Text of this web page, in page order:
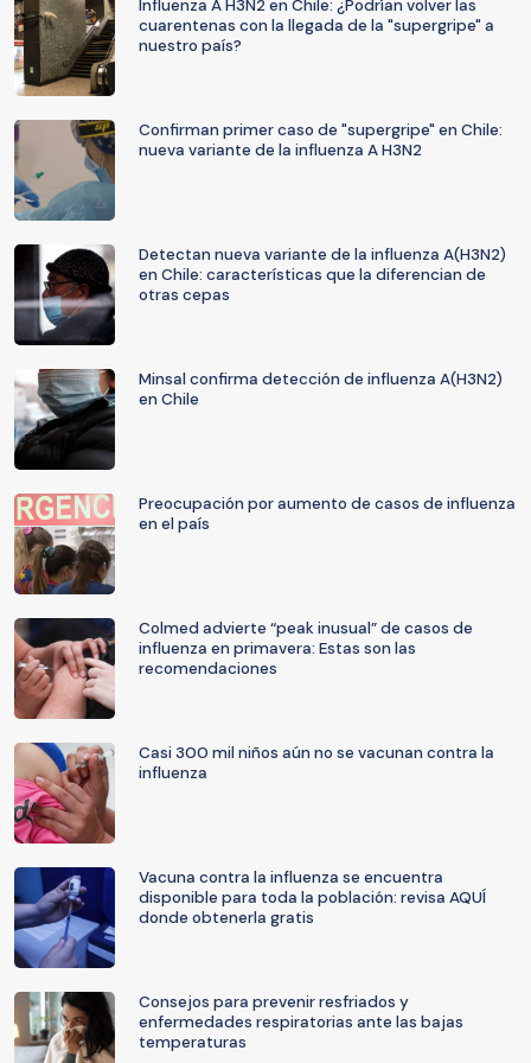
Influenza A H3N2 en Chile: ¿Podrían volver las
cuarentenas con la llegada de la "supergripe" a
nuestro país?
Confirman primer caso de "supergripe" en Chile:
nueva variante de la influenza A H3N2
Detectan nueva variante de la influenza A(H3N2)
en Chile: características que la diferencian de
otras cepas
Minsal confirma detección de influenza A(H3N2)
en Chile
Preocupación por aumento de casos de influenza
en el país
Colmed advierte “peak inusual” de casos de
influenza en primavera: Estas son las
recomendaciones
Casi 300 mil niños aún no se vacunan contra la
influenza
Vacuna contra la influenza se encuentra
disponible para toda la población: revisa AQUÍ
donde obtenerla gratis
Consejos para prevenir resfriados y
enfermedades respiratorias ante las bajas
temperaturas